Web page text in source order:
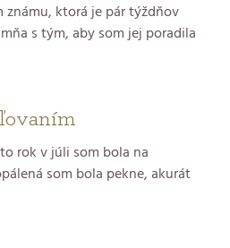
známu, ktorá je pár týždňov
s tým, aby som jej poradila
rok v júli som bola na
som bola pekne, akurát